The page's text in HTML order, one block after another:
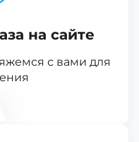
на сайте
с вами для